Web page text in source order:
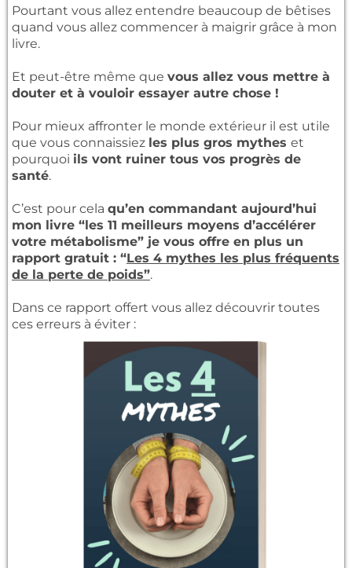
Pourtant vous allez entendre beaucoup de bêtises
quand vous allez commencer à maigrir grâce à mon
livre.
Et peut-être même que vous allez vous mettre à
douter et à vouloir essayer autre chose !
Pour mieux affronter le monde extérieur il est utile
que vous connaissiez les plus gros mythes et
pourquoi ils vont ruiner tous vos progrès de
santé.
C’est pour cela qu’en commandant aujourd’hui
mon livre “les 11 meilleurs moyens d’accélérer
votre métabolisme” je vous offre en plus un
rapport gratuit : “Les 4 mythes les plus fréquents
de la perte de poids”.
Dans ce rapport offert vous allez découvrir toutes
ces erreurs à éviter :